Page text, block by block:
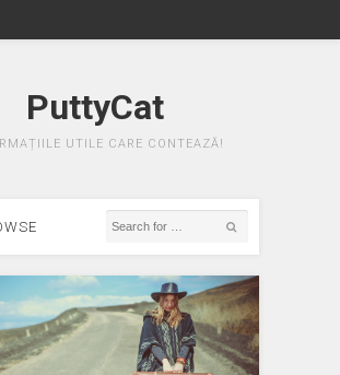
PuttyCat
UTILE CARE CONTEAZĂ!